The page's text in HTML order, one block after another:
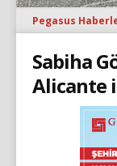
Pegasus
Sabiha
Alicante